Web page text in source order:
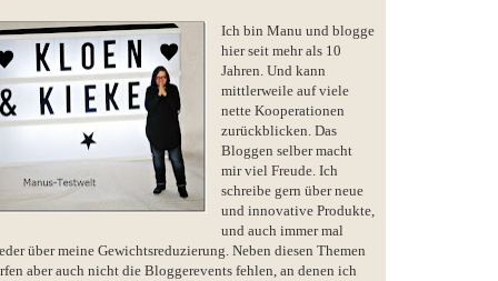
Ich bin Manu und blogge
hier seit mehr als 10
Jahren. Und kann
mittlerweile auf viele
nette Kooperationen
zurückblicken. Das
Bloggen selber macht
mir viel Freude. Ich
schreibe gern über neue
und innovative Produkte,
und auch immer mal
über meine Gewichtsreduzierung. Neben diesen Themen
aber auch nicht die Bloggerevents fehlen, an denen ich